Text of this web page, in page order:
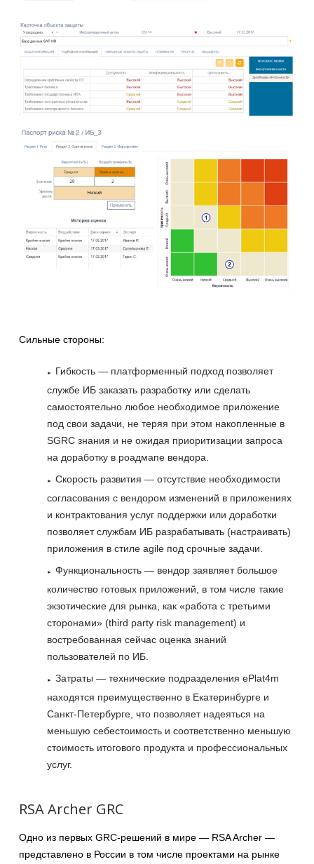
Сильные стороны:
Гибкость — платформенный подход позволяет
службе ИБ заказать разработку или сделать
самостоятельно любое необходимое приложение
под свои задачи, не теряя при этом накопленные в
SGRC знания и не ожидая приоритизации запроса
на доработку в роадмапе вендора.
Скорость развития — отсутствие необходимости
согласования с вендором изменений в приложениях
и контрактования услуг поддержки или доработки
позволяет службам ИБ разрабатывать (настраивать)
приложения в стиле agile под срочные задачи.
Функциональность — вендор заявляет большое
количество готовых приложений, в том числе такие
экзотические для рынка, как «работа с третьими
сторонами» (third party risk management) и
востребованная сейчас оценка знаний
пользователей по ИБ.
Затраты — технические подразделения ePlat4m
находятся преимущественно в Екатеринбурге и
Санкт-Петербурге, что позволяет надеяться на
меньшую себестоимость и соответственно меньшую
стоимость итогового продукта и профессиональных
услуг.
RSA Archer GRC
Одно из первых GRC-решений в мире — RSA Archer —
представлено в России в том числе проектами на рынке